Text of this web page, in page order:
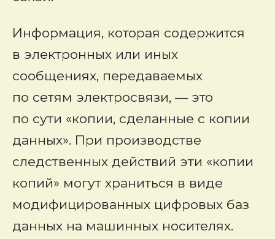
Информация, которая содержится
в электронных или иных
сообщениях, передаваемых
по сетям электросвязи, — это
по сути «копии, сделанные с копии
данных». При производстве
следственных действий эти «копии
копий» могут храниться в виде
модифицированных цифровых баз
данных на машинных носителях.